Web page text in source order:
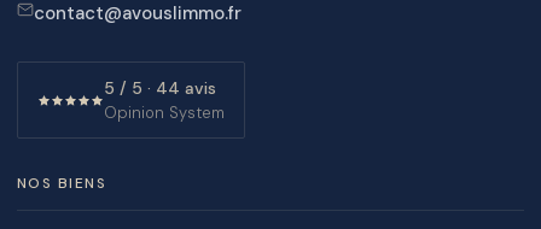
contact@avouslimmo.fr
5 / 5 · 44 avis
Opinion System
NOS BIENS